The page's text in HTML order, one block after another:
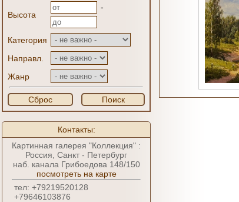
Высота
-
Категория
Направл.
Жанр
Сброс Поиск
Контакты:
Картинная галерея "Коллекция" :
Россия, Санкт - Петербург
наб. канала Грибоедова 148/150
посмотреть на карте
тел: +79219520128
+79646103876